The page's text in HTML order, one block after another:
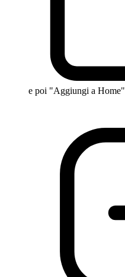
e poi "Aggiungi a Home"